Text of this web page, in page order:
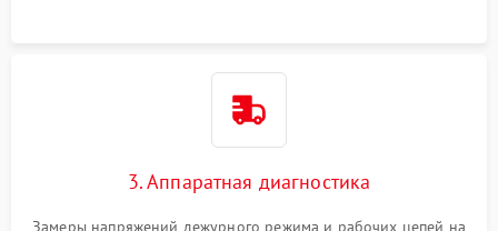
3. Аппаратная диагностика
Замеры напряжений дежурного режима и рабочих цепей на